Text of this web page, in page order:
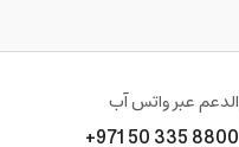
الدعم عبر واتس آب
+971 50 335 8800